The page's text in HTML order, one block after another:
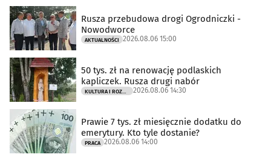
Rusza przebudowa drogi Ogrodniczki -
Nowodworce
AKTUALNOŚCI 2026.08.06 15:00
50 tys. zł na renowację podlaskich
kapliczek. Rusza drugi nabór
2026.08.06 14:30
Prawie 7 tys. zł miesięcznie dodatku do
emerytury. Kto tyle dostanie?
PRACA 2026.08.06 14:00